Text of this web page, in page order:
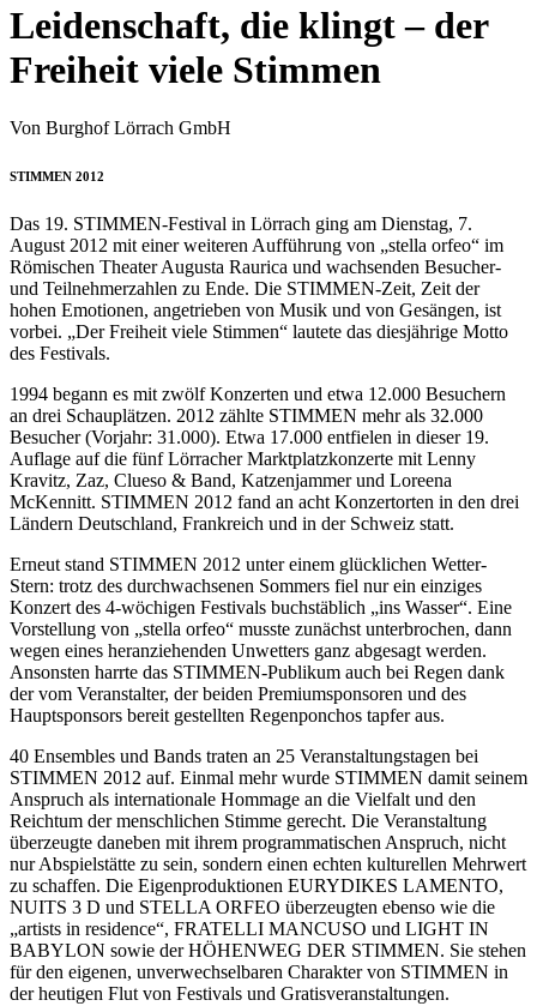
Leidenschaft, die klingt – der
Freiheit viele Stimmen
Von Burghof Lörrach GmbH
STIMMEN 2012
Das 19. STIMMEN-Festival in Lörrach ging am Dienstag, 7.
August 2012 mit einer weiteren Aufführung von „stella orfeo“ im
Römischen Theater Augusta Raurica und wachsenden Besucher-
und Teilnehmerzahlen zu Ende. Die STIMMEN-Zeit, Zeit der
hohen Emotionen, angetrieben von Musik und von Gesängen, ist
vorbei. „Der Freiheit viele Stimmen“ lautete das diesjährige Motto
des Festivals.
1994 begann es mit zwölf Konzerten und etwa 12.000 Besuchern
an drei Schauplätzen. 2012 zählte STIMMEN mehr als 32.000
Besucher (Vorjahr: 31.000). Etwa 17.000 entfielen in dieser 19.
Auflage auf die fünf Lörracher Marktplatzkonzerte mit Lenny
Kravitz, Zaz, Clueso & Band, Katzenjammer und Loreena
McKennitt. STIMMEN 2012 fand an acht Konzertorten in den drei
Ländern Deutschland, Frankreich und in der Schweiz statt.
Erneut stand STIMMEN 2012 unter einem glücklichen Wetter-
Stern: trotz des durchwachsenen Sommers fiel nur ein einziges
Konzert des 4-wöchigen Festivals buchstäblich „ins Wasser“. Eine
Vorstellung von „stella orfeo“ musste zunächst unterbrochen, dann
wegen eines heranziehenden Unwetters ganz abgesagt werden.
Ansonsten harrte das STIMMEN-Publikum auch bei Regen dank
der vom Veranstalter, der beiden Premiumsponsoren und des
Hauptsponsors bereit gestellten Regenponchos tapfer aus.
40 Ensembles und Bands traten an 25 Veranstaltungstagen bei
STIMMEN 2012 auf. Einmal mehr wurde STIMMEN damit seinem
Anspruch als internationale Hommage an die Vielfalt und den
Reichtum der menschlichen Stimme gerecht. Die Veranstaltung
überzeugte daneben mit ihrem programmatischen Anspruch, nicht
nur Abspielstätte zu sein, sondern einen echten kulturellen Mehrwert
zu schaffen. Die Eigenproduktionen EURYDIKES LAMENTO,
NUITS 3 D und STELLA ORFEO überzeugten ebenso wie die
„artists in residence“, FRATELLI MANCUSO und LIGHT IN
BABYLON sowie der HÖHENWEG DER STIMMEN. Sie stehen
für den eigenen, unverwechselbaren Charakter von STIMMEN in
der heutigen Flut von Festivals und Gratisveranstaltungen.